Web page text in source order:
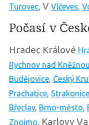
Turovec, V Vlčeves,
Počasí v
Hradec Králové
Rychnov nad Kněžnou
Budějovice, Český
Prachatice, Strakonice
Břeclav, Brno-město,
Znojmo, Karlovy